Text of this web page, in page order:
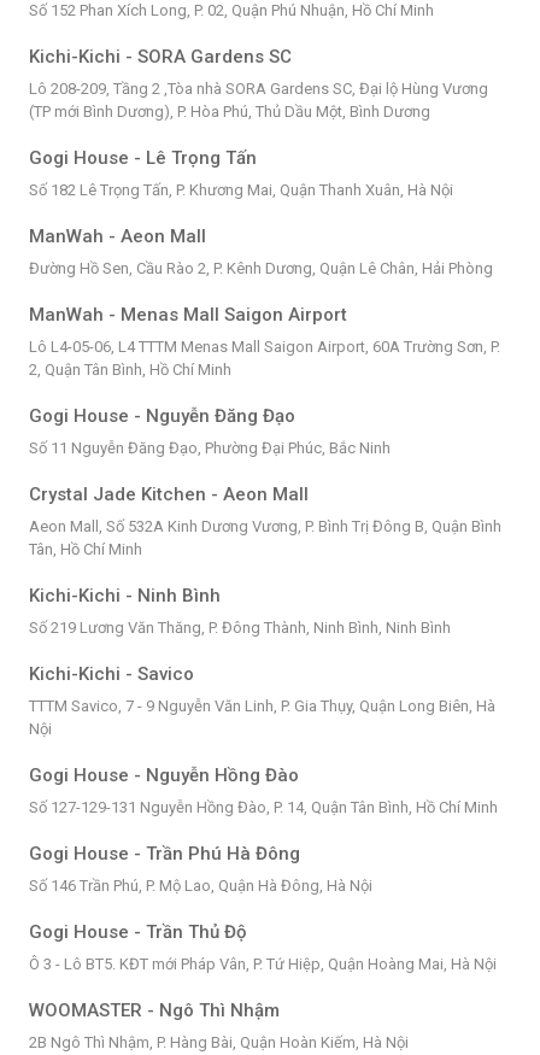
Số 152 Phan Xích Long, P. 02, Quận Phú Nhuận, Hồ Chí Minh
Kichi-Kichi - SORA Gardens SC
Lô 208-209, Tầng 2 ,Tòa nhà SORA Gardens SC, Đại lộ Hùng Vương
(TP mới Bình Dương), P. Hòa Phú, Thủ Dầu Một, Bình Dương
Gogi House - Lê Trọng Tấn
Số 182 Lê Trọng Tấn, P. Khương Mai, Quận Thanh Xuân, Hà Nội
ManWah - Aeon Mall
Đường Hồ Sen, Cầu Rào 2, P. Kênh Dương, Quận Lê Chân, Hải Phòng
ManWah - Menas Mall Saigon Airport
Lô L4-05-06, L4 TTTM Menas Mall Saigon Airport, 60A Trường Sơn, P.
2, Quận Tân Bình, Hồ Chí Minh
Gogi House - Nguyễn Đăng Đạo
Số 11 Nguyễn Đăng Đạo, Phường Đại Phúc, Bắc Ninh
Crystal Jade Kitchen - Aeon Mall
Aeon Mall, Số 532A Kinh Dương Vương, P. Bình Trị Đông B, Quận Bình
Tân, Hồ Chí Minh
Kichi-Kichi - Ninh Bình
Số 219 Lương Văn Thăng, P. Đông Thành, Ninh Bình, Ninh Bình
Kichi-Kichi - Savico
TTTM Savico, 7 - 9 Nguyễn Văn Linh, P. Gia Thụy, Quận Long Biên, Hà
Nội
Gogi House - Nguyễn Hồng Đào
Số 127-129-131 Nguyễn Hồng Đào, P. 14, Quận Tân Bình, Hồ Chí Minh
Gogi House - Trần Phú Hà Đông
Số 146 Trần Phú, P. Mộ Lao, Quận Hà Đông, Hà Nội
Gogi House - Trần Thủ Độ
Ô 3 - Lô BT5. KĐT mới Pháp Vân, P. Tứ Hiệp, Quận Hoàng Mai, Hà Nội
WOOMASTER - Ngô Thì Nhậm
2B Ngô Thì Nhậm, P. Hàng Bài, Quận Hoàn Kiếm, Hà Nội